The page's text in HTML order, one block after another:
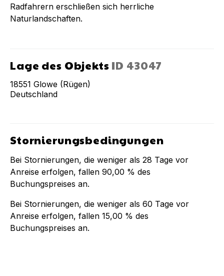
Radfahrern erschließen sich herrliche
Naturlandschaften.
Lage des Objekts ID 43047
18551 Glowe (Rügen)
Deutschland
Stornierungsbedingungen
Bei Stornierungen, die weniger als 28 Tage vor
Anreise erfolgen, fallen 90,00 % des
Buchungspreises an.
Bei Stornierungen, die weniger als 60 Tage vor
Anreise erfolgen, fallen 15,00 % des
Buchungspreises an.